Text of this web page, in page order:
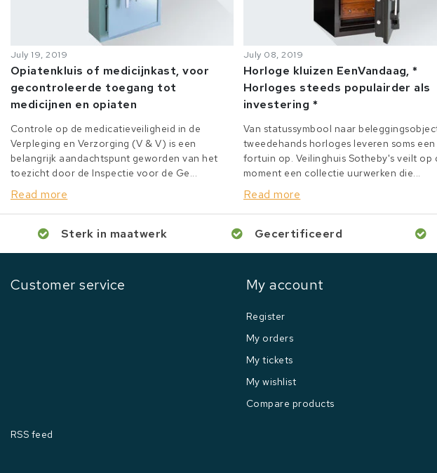
July 19, 2019
Opiatenkluis of medicijnkast, voor
gecontroleerde toegang tot
medicijnen en opiaten
Controle op de medicatieveiligheid in de
Verpleging en Verzorging (V & V) is een
belangrijk aandachtspunt geworden van het
toezicht door de Inspectie voor de Ge...
Read more
July 08, 2019
Horloge kluizen EenVandaag, *
Horloges steeds populairder als
investering *
Van statussymbool naar
tweedehands horloges leveren soms een
fortuin op. Veilinghuis Sotheby's veilt op
moment een collectie uurwerken die...
Read more
Sterk in maatwerk Gecertificeerd
Customer service
RSS feed
My account
Register
My orders
My tickets
My wishlist
Compare products